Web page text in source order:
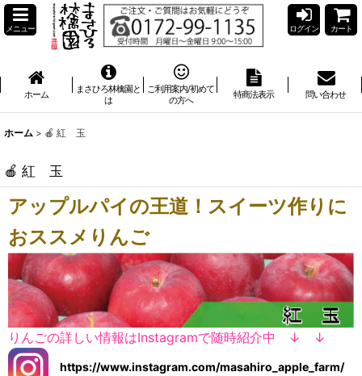
メニュー ログイン カート
ホーム
まさひろ林檎園と
は
ご利用案内/初めて
の方へ
特商法表示 問い合わせ
ホーム > 🍎 紅 玉
🍎 紅 玉
アップルパイの王道！スイーツ作りに
おススメりんご
りんごの詳しい情報はInstagramで随時紹介中 ↓ ↓
https://www.instagram.com/masahiro_apple_farm/